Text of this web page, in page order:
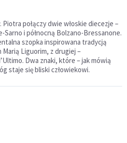
Piotra połączy dwie włoskie diecezje –
i północną Bolzano-Bressanone.
szopka inspirowana tradycją
Liguorim, z drugiej –
Dwa znaki, które – jak mówią
staje się bliski człowiekowi.